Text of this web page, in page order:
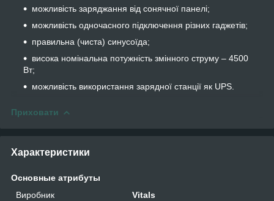
можливість заряджання від сонячної панелі;
можливість одночасного підключення різних гаджетів;
правильна (чиста) синусоїда;
висока номінальна потужність змінного струму – 4500
Вт;
можливість використання зарядної станції як UPS.
Приховати
Характеристики
Основные атрибуты
Виробник
Vitals